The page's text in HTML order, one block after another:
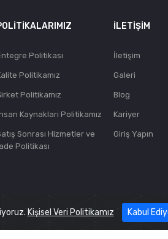
Politikası
Politikamız
Politikamız
Kaynakları Politikamız
Sonrası Hizmetler ve
Politikası
İLETIŞIM
İletişim
Galeri
Blog
Kariyer
Giriş Yapın
Kişisel Veri Politikamız Kabul